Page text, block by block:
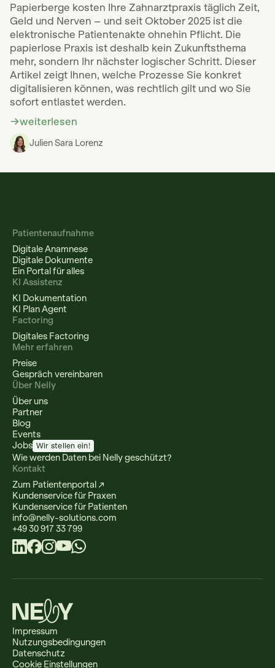
Papierberge kosten Ihre Zahnarztpraxis täglich Zeit,
Geld und Nerven – und seit Oktober 2025 ist die
elektronische Patientenakte ohnehin Pflicht. Die
papierlose Praxis ist deshalb kein Zukunftsthema
mehr, sondern Ihr nächster logischer Schritt. Dieser
Artikel zeigt Ihnen, welche Prozesse Sie konkret
digitalisieren können, was rechtlich gilt und wo Sie
sofort entlastet werden.
weiterlesen
Julien Sara Lorenz
Patientenaufnahme
Digitale Anamnese
Digitale Dokumente
Ein Portal für alles
KI Assistenz
KI Dokumentation
KI Plan Agent
Factoring
Digitales Factoring
Mehr erfahren
Preise
Gespräch vereinbaren
Über Nelly
Über uns
Partner
Blog
Events
Jobs Wir stellen ein!
Wie werden Daten bei Nelly geschützt?
Kontakt
Zum Patientenportal ↗
Kundenservice für Praxen
Kundenservice für Patienten
info@nelly-solutions.com
+49 30 917 33 799
Impressum
Nutzungsbedingungen
Datenschutz
Cookie Einstellungen